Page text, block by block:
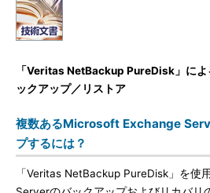
「Veritas NetBackup PureDisk」に
ックアップ／リストア
複数あるMicrosoft Exchange
プするには？
「Veritas NetBackup PureDisk」を使